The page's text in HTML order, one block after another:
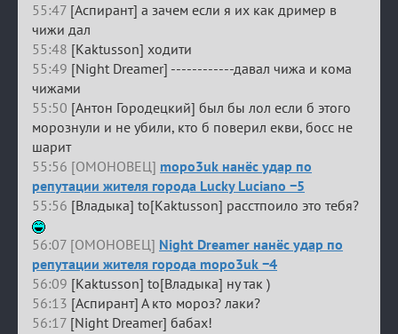
55:47 [Аспирант] а зачем если я их как дример в
чижи дал
55:48 [Kaktusson] ходити
55:49 [Night Dreamer] ------------давал чижа и кома
чижами
55:50 [Антон Городецкий] был бы лол если б этого
морознули и не убили, кто б поверил екви, босс не
шарит
55:56 [ОМОНОВЕЦ] mopo3uk нанёс удар по
репутации жителя города Lucky Luciano −5
55:56 [Владыка] to[Kaktusson] расстпоило это тебя?
56:07 [ОМОНОВЕЦ] Night Dreamer нанёс удар по
репутации жителя города mopo3uk −4
56:09 [Kaktusson] to[Владыка] ну так )
56:13 [Аспирант] А кто мороз? лаки?
56:17 [Night Dreamer] бабах!